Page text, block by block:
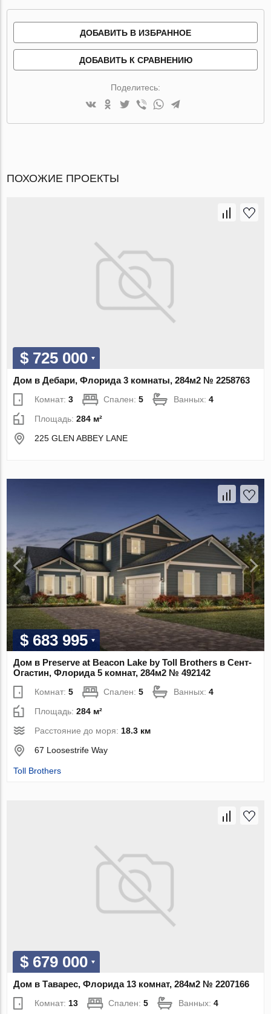
ДОБАВИТЬ В ИЗБРАННОЕ
ДОБАВИТЬ К СРАВНЕНИЮ
Поделитесь:
ПОХОЖИЕ ПРОЕКТЫ
$ 725 000
Дом в Дебари, Флорида 3 комнаты, 284м2 № 2258763
Комнат:3 Спален:5 Ванных:4
Площадь:284 м²
225 GLEN ABBEY LANE
$ 683 995
Дом в Preserve at Beacon Lake by Toll Brothers в Сент-
Огастин, Флорида 5 комнат, 284м2 № 492142
Комнат:5 Спален:5 Ванных:4
Площадь:284 м²
Расстояние до моря: 18.3 км
67 Loosestrife Way
Toll Brothers
$ 679 000
Дом в Таварес, Флорида 13 комнат, 284м2 № 2207166
Комнат: 13 Спален:5 Ванных:4